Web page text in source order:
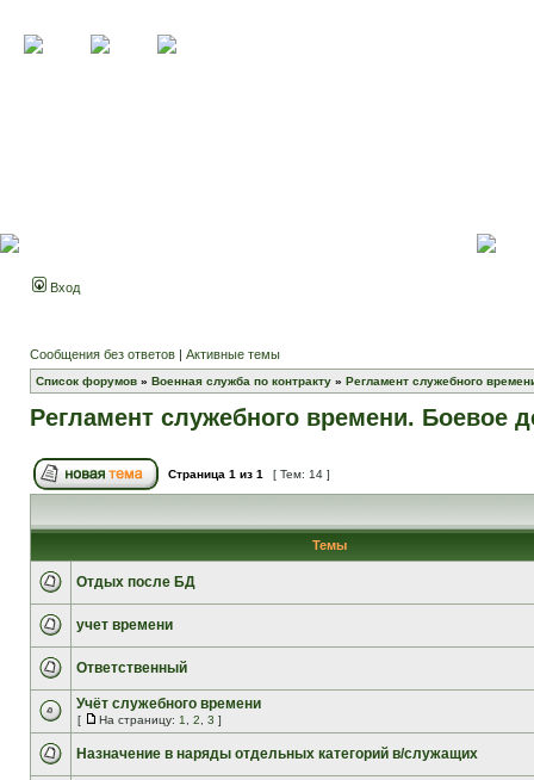
Вход
Сообщения без ответов | Активные темы
Список форумов » Военная служба по контракту » Регламент служебного
Регламент служебного времени. Боевое
Страница 1 из 1 [ Тем: 14 ]
Темы
Отдых после БД
учет времени
Ответственный
Учёт служебного времени
[ На страницу: 1 2 3 ]
Назначение в наряды отдельных категорий в/служащих